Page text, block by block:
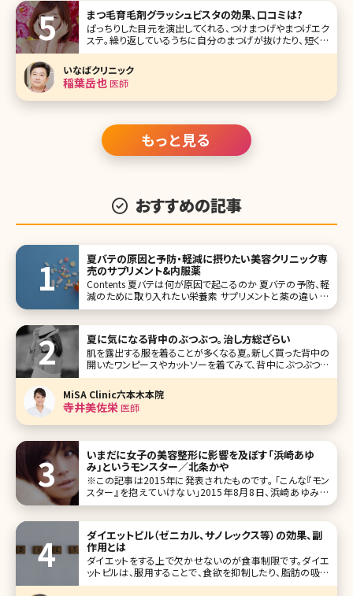
まつ毛育毛剤グラッシュビスタの効果、口コミは?
ぱっちりした目元を演出してくれる、つけまつげやまつげエク
ステ。繰り返しているうちに自分のまつげが抜けたり、短くな
ってしまったりする人が多いのではないでしょうか。そんなま
つげのダメージに悩む人から人気が高いのがグラッシュビス
タ。グラッ
いなばクリニック
稲葉岳也医師
もっと見る
おすすめの記事
夏バテの原因と予防・軽減に摂りたい美容クリニック専
売のサプリメント&内服薬
Contents 夏バテは何が原因で起こるのか 夏バテの予防、軽
減のために取り入れたい栄養素 サプリメントと薬の違い 毎
年の夏の厳しい暑さに見舞われて、夏バテになってしまうと
もよく聞くようにな
夏に気になる背中のぶつぶつ。治し方総ざらい
肌を露出する服を着ることが多くなる夏。新しく買った背中の
開いたワンピースやカットソーを着てみて、背中にぶつぶつが
できていて慌ててしまった……そんな経験はありませんか?薄
着の季節になると背中は人目につきやすいものの普段、自
分では目にすることが少なく、お手入れ不足になりがちなパ
ーツでもあります。ここで
MiSA Clinic六本木本院
寺井美佐栄医師
いまだに女子の美容整形に影響を及ぼす「浜崎あゆ
み」というモンスター／北条かや
※この記事は2015年に発表されたものです。 「こんな『モン
スター』を抱えていけない」――2015年8月8日、浜崎あゆみが
NHK総合の番組「SONGS」に出演し、人気絶頂だった20歳前
ダイエットピル（ゼニカル、サノレックス等）の効果、副
作用とは
ダイエットをする上で欠かせないのが食事制限です。ダイエ
ットピルは、服用することで、食欲を抑制したり、脂肪の吸収
を抑えることができ、痩せる体を作ることができるダイエット